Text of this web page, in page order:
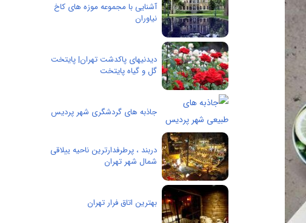
آشنایی با مجموعه موزه های کاخ
نیاوران
دیدنیهای پاکدشت تهران‌| پایتخت
گل و گیاه پایتخت
جاذبه های گردشگری شهر پردیس
دربند ، پرطرفدارترین ناحیه ییلاقی
شمال شهر تهران
بهترین اتاق فرار تهران